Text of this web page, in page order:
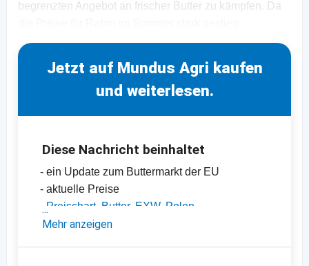
begrenzten Angebot an frischer Butter zu kämpfen. Da
Jetzt auf Mundus Agri kaufen
und weiterlesen.
Diese Nachricht beinhaltet
- ein Update zum Buttermarkt der EU
- aktuelle Preise
Preischart, Butter, EXW, Polen
-Preischart, Butter, EXW, Deutschland
Mehr anzeigen